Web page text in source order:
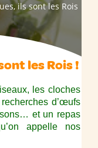
ils sont les Rois
les Rois !
les cloches
d’œufs
et un repas
appelle nos